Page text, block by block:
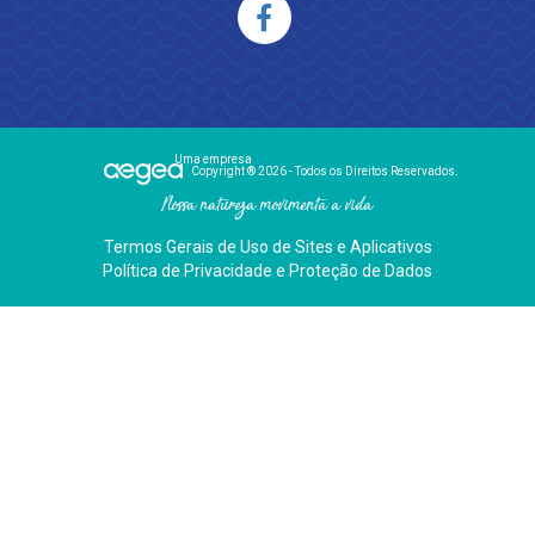
Uma empresa
Copyright ® 2026 - Todos os Direitos Reservados.
Nossa natureza movimenta a vida
Termos Gerais de Uso de Sites e Aplicativos
Política de Privacidade e Proteção de Dados